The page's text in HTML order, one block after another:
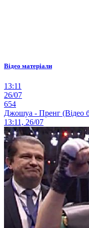
Відео матеріали
13:11
26/07
654
Джошуа - Пренг (Відео
13:11, 26/07